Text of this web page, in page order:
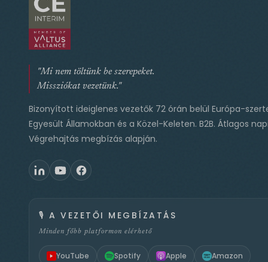
"Mi nem töltünk be szerepeket.
Missziókat vezetünk."
Bizonyított ideiglenes vezetők 72 órán belül Európa-
Egyesült Államokban és a Közel-Keleten. B2B. Átlagos
Végrehajtás megbízás alapján.
🎙️ A VEZETŐI MEGBÍZATÁS
Minden főbb platformon elérhető
YouTube Spotify Apple Amazon